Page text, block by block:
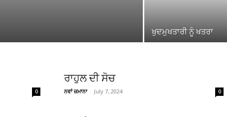
ਖੁਦਮੁਖਤਾਰੀ ਨੂੰ ਖਤਰਾ
0
ਰਾਹੁਲ ਦੀ ਸੋਚ
ਨਵਾਂ ਜ਼ਮਾਨਾ - July 7, 2024 0